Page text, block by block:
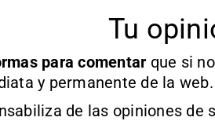
Tu
para comentar que si
y permanente de la web.
de las opiniones de